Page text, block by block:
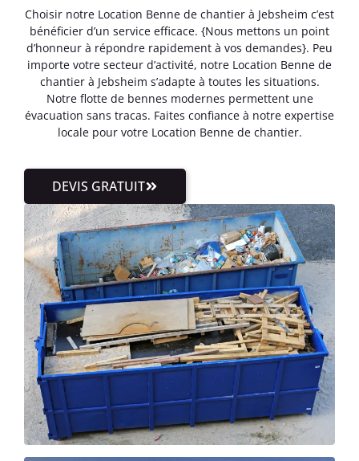
Choisir notre Location Benne de chantier à Jebsheim c’est
bénéficier d’un service efficace. {Nous mettons un point
d’honneur à répondre rapidement à vos demandes}. Peu
importe votre secteur d’activité, notre Location Benne de
chantier à Jebsheim s’adapte à toutes les situations.
Notre flotte de bennes modernes permettent une
évacuation sans tracas. Faites confiance à notre expertise
locale pour votre Location Benne de chantier.
DEVIS GRATUIT